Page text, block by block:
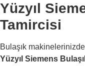
Yüzyıl
Tamircisi
Bulaşık
Yüzyıl Siemens